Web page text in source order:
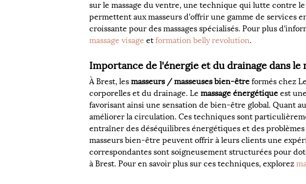
sur le massage du ventre, une technique qui lutte contre
permettent aux masseurs d'offrir une gamme de services
croissante pour des massages spécialisés. Pour plus
massage visage et formation belly revolution.
Importance de l'énergie et du drainage dans le
À Brest, les masseurs / masseuses bien-être formés chez
corporelles et du drainage. Le massage énergétique est
favorisant ainsi une sensation de bien-être global. Quant au
améliorer la circulation. Ces techniques sont
entraîner des déséquilibres énergétiques et des
masseurs bien-être peuvent offrir à leurs clients une
correspondantes sont soigneusement structurées pour
à Brest. Pour en savoir plus sur ces techniques, explorez